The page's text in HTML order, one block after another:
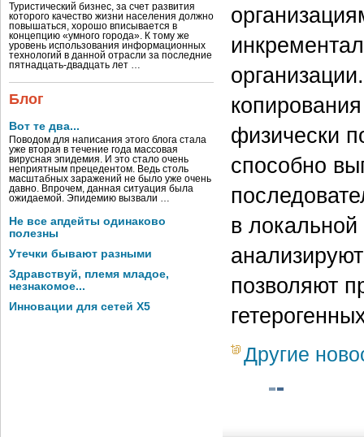
Туристический бизнес, за счет развития
которого качество жизни населения должно
повышаться, хорошо вписывается в
концепцию «умного города». К тому же
уровень использования информационных
технологий в данной отрасли за последние
пятнадцать-двадцать лет …
Блог
Вот те два...
Поводом для написания этого блога стала
уже вторая в течение года массовая
вирусная эпидемия. И это стало очень
неприятным прецедентом. Ведь столь
масштабных заражений не было уже очень
давно. Впрочем, данная ситуация была
ожидаемой. Эпидемию вызвали …
Не все апдейты одинаково
полезны
Утечки бывают разными
Здравствуй, племя младое,
незнакомое...
Инновации для сетей X5
физически
способно
в
позволяют
Другие